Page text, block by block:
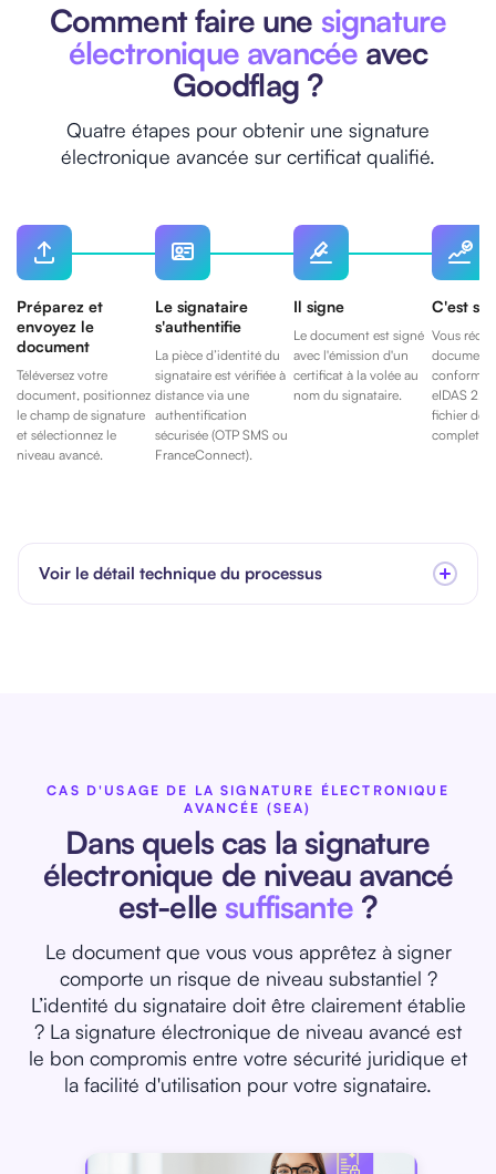
Comment faire une signature
électronique avancée avec
Goodflag ?
Quatre étapes pour obtenir une signature
électronique avancée sur certificat qualifié.
Préparez et
envoyez le
document
Téléversez votre
document, positionnez
le champ de signature
et sélectionnez le
niveau avancé.
Le signataire
s'authentifie
La pièce d’identité du
signataire est vérifiée à
distance via une
authentification
sécurisée (OTP SMS ou
FranceConnect).
Il signe
Le document est signé
avec l'émission d'un
certificat à la volée au
nom du signataire.
C'est
Vous
document
conforme
eIDAS 2,
fichier de
complet.
Voir le détail technique du processus
CAS D'USAGE DE LA SIGNATURE ÉLECTRONIQUE
AVANCÉE (SEA)
Dans quels cas la signature
électronique de niveau avancé
est-ellesuffisante?
Le document que vous vous apprêtez à signer
comporte un risque de niveau substantiel ?
L’identité du signataire doit être clairement établie
? La signature électronique de niveau avancé est
le bon compromis entre votre sécurité juridique et
la facilité d'utilisation pour votre signataire.